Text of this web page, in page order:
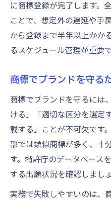
に商標登録が完了します。
ことで、想定外の遅延や手
から登録まで半年以上かか
るスケジュール管理が重要で
商標でブランドを守る
商標でブランドを守るには
ける」「適切な区分を選定
載する」ことが不可欠です
部では類似商標が多く、十
す。特許庁のデータベース
する出願状況を確認しましょ
実務で失敗しやすいのは、